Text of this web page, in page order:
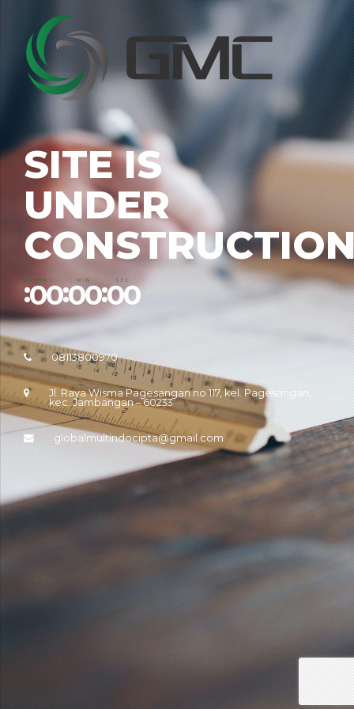
SITE IS
UNDER
DYS
:
0
0
0
0
HRS :
0
0
0
0
MIN :
0
0
0
0
SEC
08113800970
Jl. Raya Wisma Pagesangan no 117, kel. Pagesangan,
kec. Jambangan – 60233
globalmultindocipta@gmail.com